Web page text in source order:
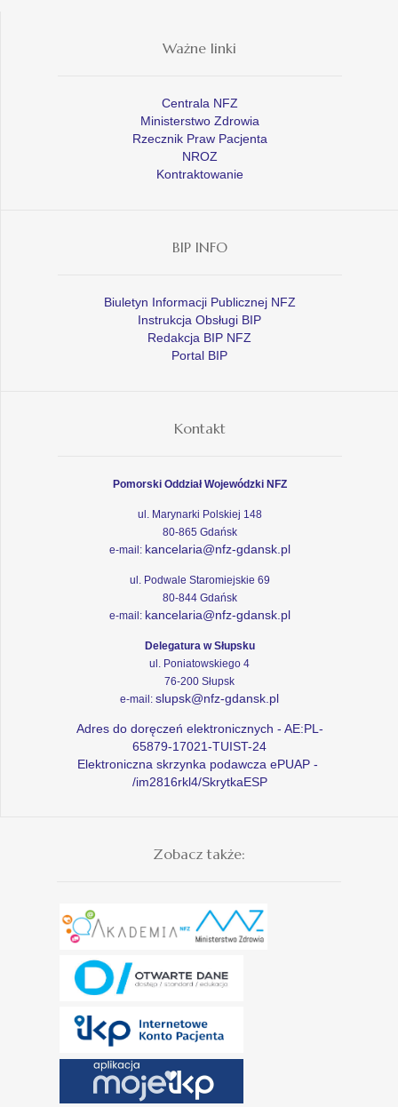
Ważne linki
Centrala NFZ
Ministerstwo Zdrowia
Rzecznik Praw Pacjenta
NROZ
Kontraktowanie
BIP INFO
Biuletyn Informacji Publicznej NFZ
Instrukcja Obsługi BIP
Redakcja BIP NFZ
Portal BIP
Kontakt
Pomorski Oddział Wojewódzki NFZ
ul. Marynarki Polskiej 148
80-865 Gdańsk
e-mail: kancelaria@nfz-gdansk.pl
ul. Podwale Staromiejskie 69
80-844 Gdańsk
e-mail: kancelaria@nfz-gdansk.pl
Delegatura w Słupsku
ul. Poniatowskiego 4
76-200 Słupsk
e-mail: slupsk@nfz-gdansk.pl
Adres do doręczeń elektronicznych - AE:PL-
65879-17021-TUIST-24
Elektroniczna skrzynka podawcza ePUAP -
/im2816rkl4/SkrytkaESP
Zobacz także: